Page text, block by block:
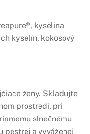
kyselina
kyselín, kokosový
ženy. Skladujte
prostredí, pri
slnečnému
pestrej a vyváženej